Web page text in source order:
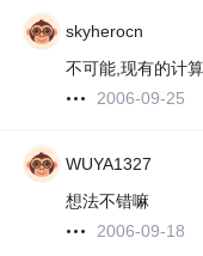
skyherocn
不可能,现有的计
2006-09-25
WUYA1327
想法不错嘛
2006-09-18